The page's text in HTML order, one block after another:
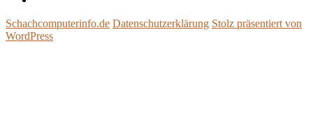
Disclaimer
Schachcomputerinfo.de Datenschutzerklärung Stolz präsentiert von
WordPress